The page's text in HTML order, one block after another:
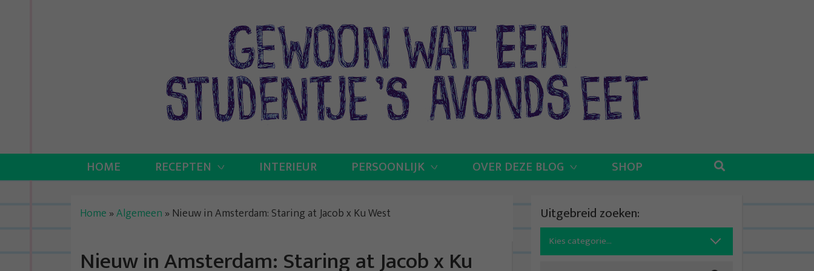
HOME RECEPTEN INTERIEUR PERSOONLIJK OVER DEZE BLOG SHOP
Home »Algemeen » Nieuw in Amsterdam: Staring at Jacob x Ku West
Nieuw in Amsterdam: Staring at Jacob x Ku
Uitgebreid zoeken:
Search
for: